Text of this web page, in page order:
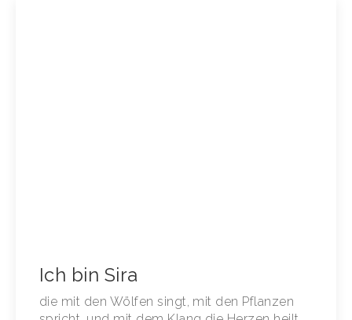
Ich bin Sira
die mit den Wölfen singt, mit den Pflanzen